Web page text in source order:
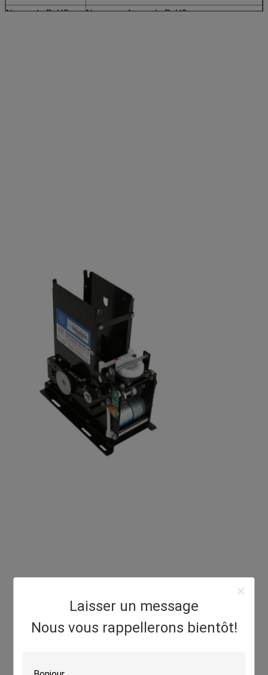
Laisser un message
Nous vous rappellerons bientôt!
Norme de RoHS
Norme conforme de RoHS